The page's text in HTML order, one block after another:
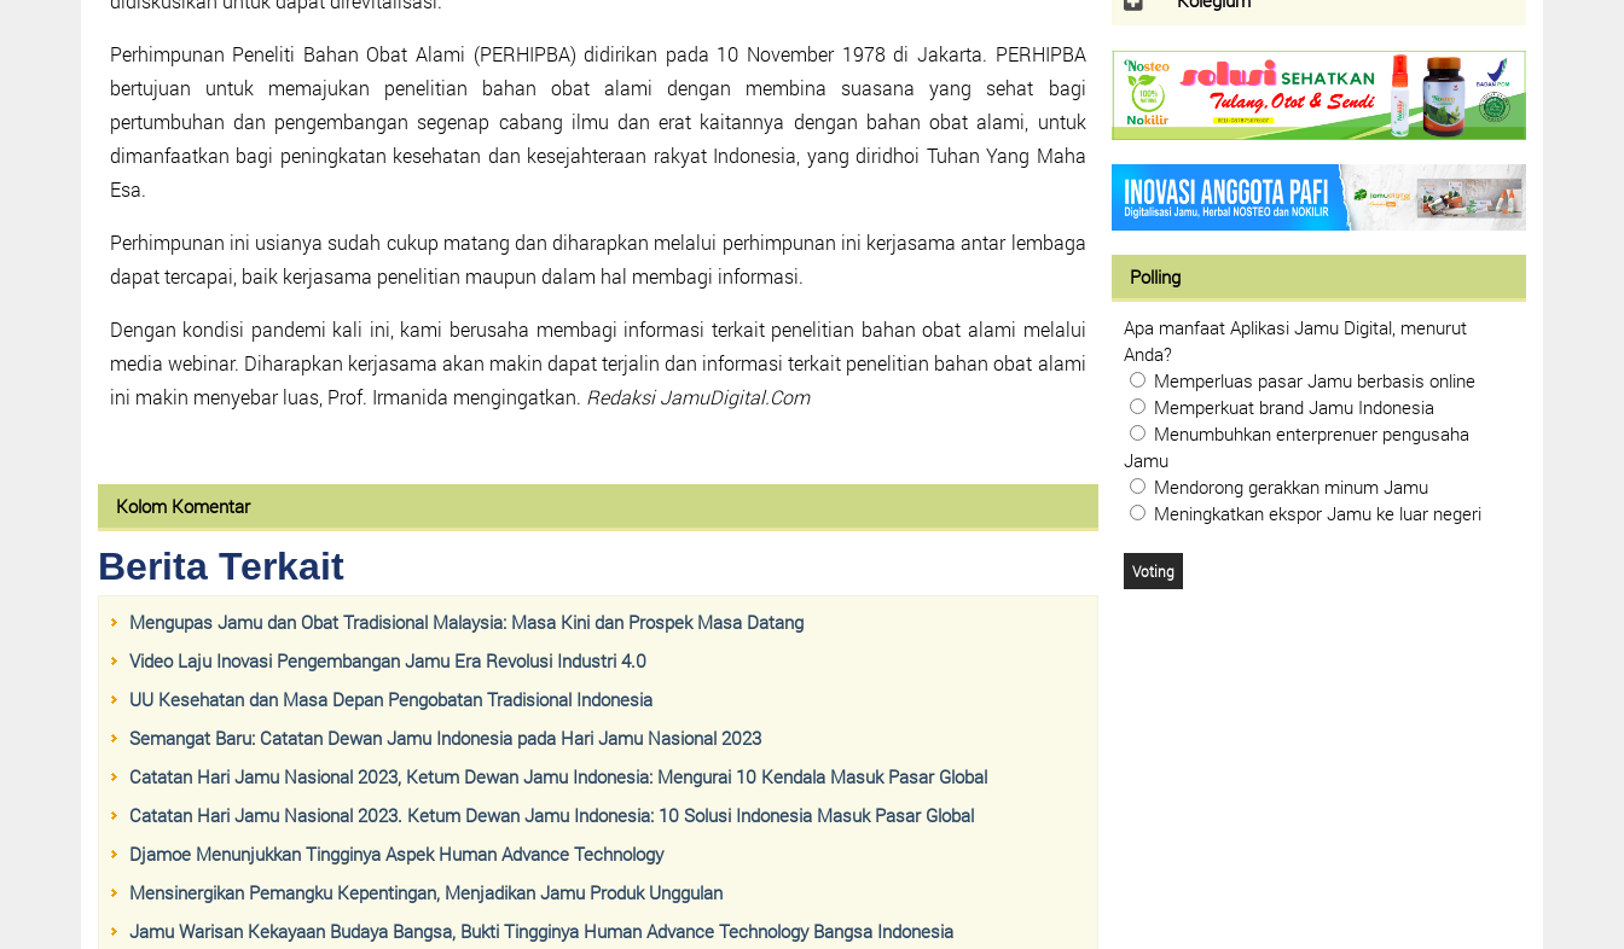
Perhimpunan Peneliti Bahan Obat Alami (PERHIPBA) didirikan pada 10 November 1978 di Jakarta. PERHIPBA
bertujuan untuk memajukan penelitian bahan obat alami dengan membina suasana yang sehat bagi
pertumbuhan dan pengembangan segenap cabang ilmu dan erat kaitannya dengan bahan obat alami, untuk
dimanfaatkan bagi peningkatan kesehatan dan kesejahteraan rakyat Indonesia, yang diridhoi Tuhan Yang Maha
Esa.
Perhimpunan ini usianya sudah cukup matang dan diharapkan melalui perhimpunan ini kerjasama antar lembaga
dapat tercapai, baik kerjasama penelitian maupun dalam hal membagi informasi.
Dengan kondisi pandemi kali ini, kami berusaha membagi informasi terkait penelitian bahan obat alami melalui
media webinar. Diharapkan kerjasama akan makin dapat terjalin dan informasi terkait penelitian bahan obat alami
ini makin menyebar luas, Prof. Irmanida mengingatkan. Redaksi JamuDigital.Com
Kolom Komentar
Berita Terkait
Mengupas Jamu dan Obat Tradisional Malaysia: Masa Kini dan Prospek Masa Datang
Video Laju Inovasi Pengembangan Jamu Era Revolusi Industri 4.0
UU Kesehatan dan Masa Depan Pengobatan Tradisional Indonesia
Semangat Baru: Catatan Dewan Jamu Indonesia pada Hari Jamu Nasional 2023
Catatan Hari Jamu Nasional 2023, Ketum Dewan Jamu Indonesia: Mengurai 10 Kendala Masuk Pasar Global
Catatan Hari Jamu Nasional 2023. Ketum Dewan Jamu Indonesia: 10 Solusi Indonesia Masuk Pasar Global
Djamoe Menunjukkan Tingginya Aspek Human Advance Technology
Mensinergikan Pemangku Kepentingan, Menjadikan Jamu Produk Unggulan
Jamu Warisan Kekayaan Budaya Bangsa, Bukti Tingginya Human Advance Technology Bangsa Indonesia
Polling
Apa manfaat Aplikasi Jamu Digital, menurut
Anda?
Memperluas pasar Jamu berbasis online
Memperkuat brand Jamu Indonesia
Menumbuhkan enterprenuer pengusaha
Jamu
Mendorong gerakkan minum Jamu
Meningkatkan ekspor Jamu ke luar negeri